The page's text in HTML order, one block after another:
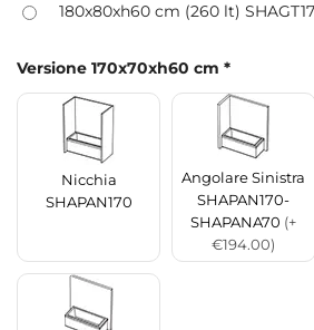
180x80xh60 cm (260 lt)
Versione 170x70xh60 cm *
Nicchia
SHAPAN170
Angolare Sinistra
SHAPAN170-
SHAPANA70 (+
€194.00)